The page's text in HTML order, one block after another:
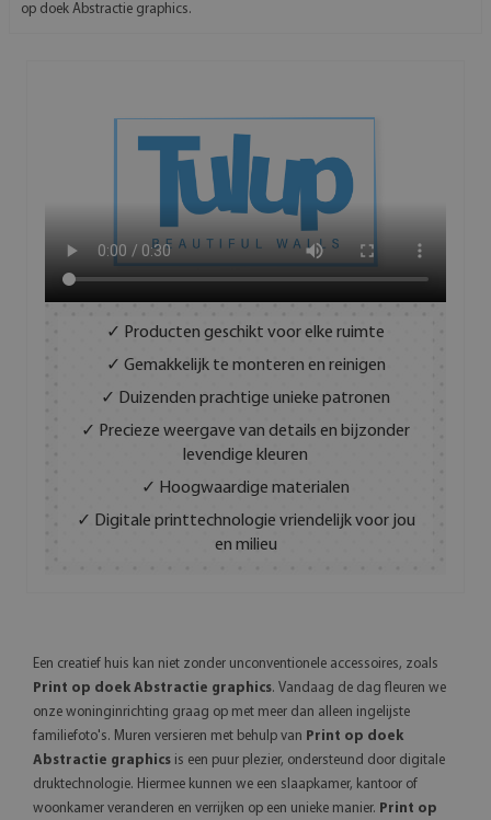
op doek Abstractie graphics.
✓ Producten geschikt voor elke ruimte
✓ Gemakkelijk te monteren en reinigen
✓ Duizenden prachtige unieke patronen
✓ Precieze weergave van details en bijzonder
levendige kleuren
✓ Hoogwaardige materialen
✓ Digitale printtechnologie vriendelijk voor jou
en milieu
Een creatief huis kan niet zonder unconventionele accessoires, zoals
Print op doek Abstractie graphics. Vandaag de dag fleuren we
onze woninginrichting graag op met meer dan alleen ingelijste
familiefoto's. Muren versieren met behulp van Print op doek
Abstractie graphics is een puur plezier, ondersteund door digitale
druktechnologie. Hiermee kunnen we een slaapkamer, kantoor of
woonkamer veranderen en verrijken op een unieke manier. Print op